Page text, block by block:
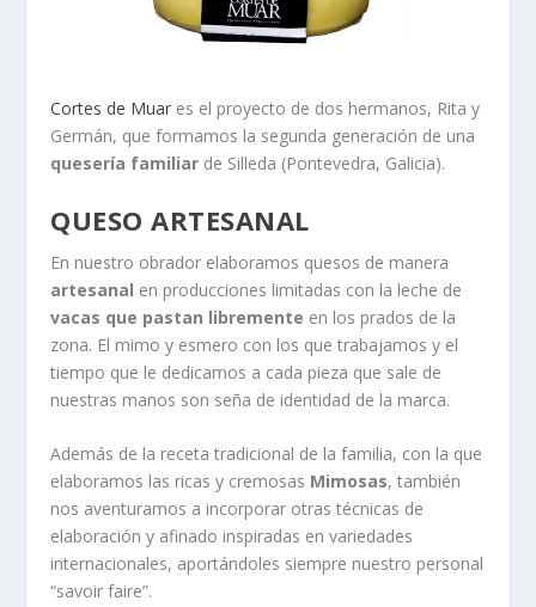
Cortes de Muar es el proyecto de dos hermanos, Rita y
Germán, que formamos la segunda generación de una
quesería familiar de Silleda (Pontevedra, Galicia).
QUESO ARTESANAL
En nuestro obrador elaboramos quesos de manera
artesanal en producciones limitadas con la leche de
vacas que pastan libremente en los prados de la
zona. El mimo y esmero con los que trabajamos y el
tiempo que le dedicamos a cada pieza que sale de
nuestras manos son seña de identidad de la marca.
Además de la receta tradicional de la familia, con la que
elaboramos las ricas y cremosas Mimosas, también
nos aventuramos a incorporar otras técnicas de
elaboración y afinado inspiradas en variedades
internacionales, aportándoles siempre nuestro personal
“savoir faire”.